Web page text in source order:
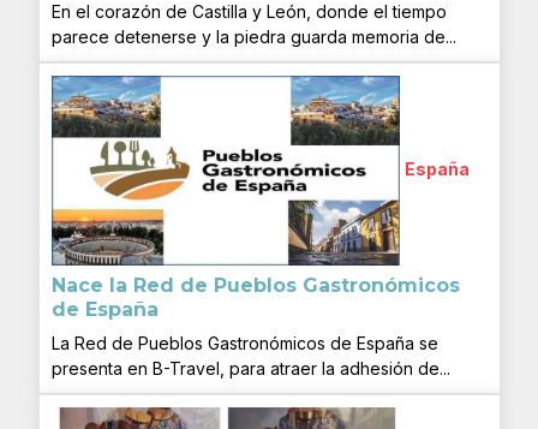
En el corazón de Castilla y León, donde el tiempo
parece detenerse y la piedra guarda memoria de...
España
Nace la Red de Pueblos Gastronómicos
de España
La Red de Pueblos Gastronómicos de España se
presenta en B-Travel, para atraer la adhesión de...